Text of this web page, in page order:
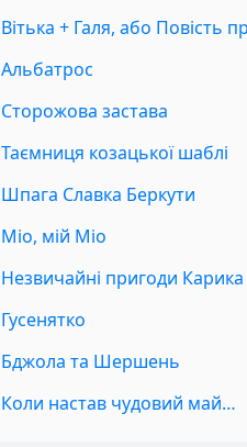
Вітька + Галя, або Повість
Альбатрос
Сторожова застава
Таємниця козацької шаблі
Шпага Славка Беркути
Міо, мій Міо
Незвичайні пригоди Карика
Гусенятко
Бджола та Шершень
Коли настав чудовий май…